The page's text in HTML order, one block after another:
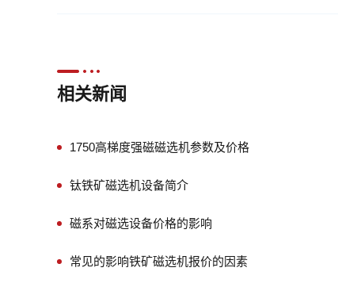
相关新闻
1750高梯度强磁磁选机参数及价格
钛铁矿磁选机设备简介
磁系对磁选设备价格的影响
常见的影响铁矿磁选机报价的因素